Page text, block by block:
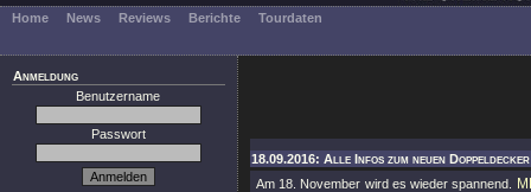
Home News Reviews Berichte Tourdaten
Anmeldung
Benutzername
Passwort
18.09.2016: Alle Infos zum neuen
Am 18. November wird es wieder spannend.